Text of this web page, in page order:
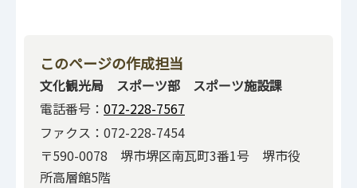
このページの作成担当
文化観光局 スポーツ部 スポーツ施設課
電話番号： 072-228-7567
ファクス：072-228-7454
〒590-0078 堺市堺区南瓦町3番1号 堺市役
所高層館5階